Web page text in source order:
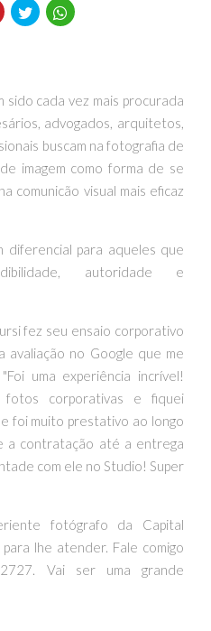
cada vez mais procurada
advogados, arquitetos,
buscam na fotografia de
imagem como forma de se
comunicão visual mais eficaz
para aqueles que
autoridade e
fez seu ensaio corporativo
no Google que me
uma experiência incrível!
corporativas e fiquei
foi muito prestativo ao longo
a contratação até a entrega
com ele no Studio! Super
fotógrafo da Capital
lhe atender. Fale comigo
Vai ser uma grande